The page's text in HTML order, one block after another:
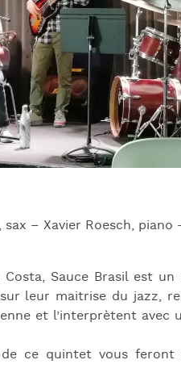
– Xavier Roesch, piano
Sauce Brasil est
leur maitrise du jazz,
et l’interprètent avec
ce quintet vous